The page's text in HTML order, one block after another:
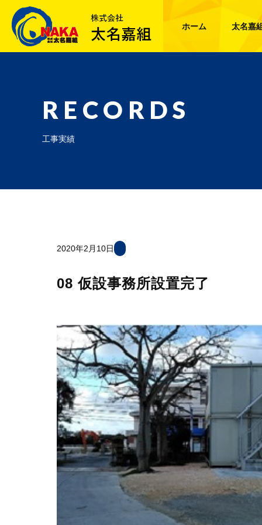
ホーム 太名嘉
RECORDS
工事実績
2020年2月10日
08 仮設事務所設置完了